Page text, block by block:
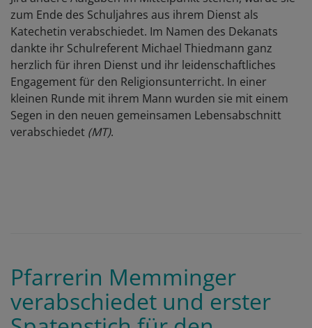
zum Ende des Schuljahres aus ihrem Dienst als
Katechetin verabschiedet. Im Namen des Dekanats
dankte ihr Schulreferent Michael Thiedmann ganz
herzlich für ihren Dienst und ihr leidenschaftliches
Engagement für den Religionsunterricht. In einer
kleinen Runde mit ihrem Mann wurden sie mit einem
Segen in den neuen gemeinsamen Lebensabschnitt
verabschiedet (MT).
Pfarrerin Memminger
verabschiedet und erster